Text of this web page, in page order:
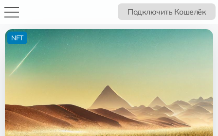
Подключить Кошелёк
NFT